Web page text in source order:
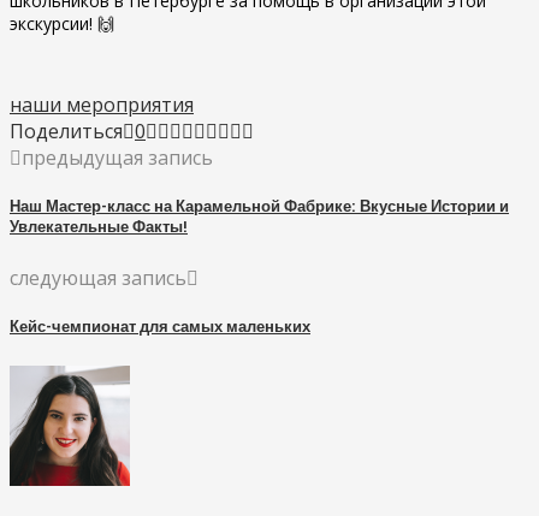
экскурсии! 🙌
наши мероприятия
Поделиться 0
предыдущая запись
Наш Мастер-класс на Карамельной Фабрике: Вкусные Истории и
Увлекательные Факты!
следующая запись
Кейс-чемпионат для самых маленьких